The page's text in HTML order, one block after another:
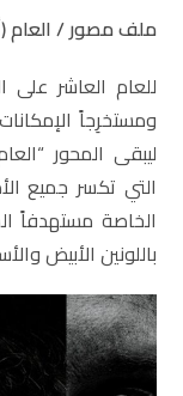
ملف مصور/
للعام العاشر على
ومستخرِجاً
ليبقى المحور
التي تكسر جميع
الخاصة مستهدفاً
باللونين الأبيض